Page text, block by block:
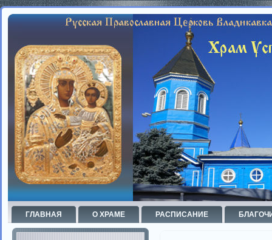
ГЛАВНАЯ О ХРАМЕ РАСПИСАНИЕ